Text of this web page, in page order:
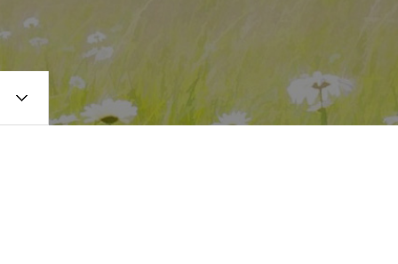
개인정보처리방침
서비스 이용약관